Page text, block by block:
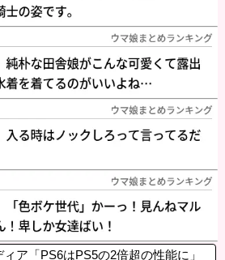
ィア「PS6はPS5の2倍超の性能に」